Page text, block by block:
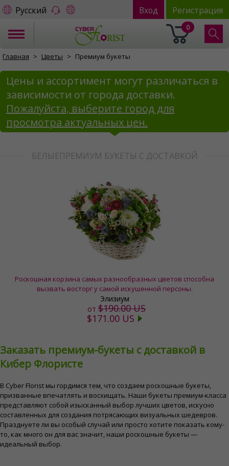
Русский Вход Регистрация
0
Главная Цветы Премиум букеты
Цены и ассортимент могут различаться в
зависимости от города доставки.
Пожалуйста, выберите город для
просмотра актуальных цен.
БЕЛЫЕПРЕМИУМ БУКЕТЫ С ДОСТАВКОЙ
Роскошная корзина самых разнообразных цветов способна
вызвать восторг у самой искушенной персоны.
Элизиум
от $190.00 US
$171.00 US
Заказать премиум-букеты с доставкой в ​​
Кибер Флористе
В Cyber ​​Florist мы гордимся тем, что создаем роскошные букеты,
призванные впечатлять и восхищать. Наши букеты премиум-класса
представляют собой изысканный выбор лучших цветов, искусно
составленных для создания потрясающих визуальных шедевров.
Празднуете ли вы особый случай или просто хотите показать кому-
то, как много он для вас значит, наши роскошные букеты —
идеальный выбор.